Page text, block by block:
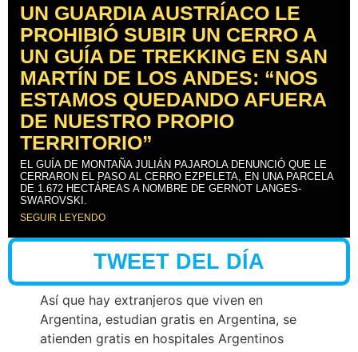
UN GUARDIA AUSTRÍACO LE
PROHIBIÓ SUBIR UN CERRO A
UN GUÍA DE TREKKING EN SAN
MARTÍN DE LOS ANDES: “NOS
ESTAMOS QUEDANDO AFUERA
DE NUESTRO PROPIO
TERRITORIO”
EL GUÍA DE MONTAÑA JULIÁN PAJAROLA DENUNCIÓ QUE LE
CERRARON EL PASO AL CERRO EZPELETA, EN UNA PARCELA
DE 1.672 HECTÁREAS A NOMBRE DE GERNOT LANGES-
SWAROVSKI.
SEGUIR LEYENDO
TWEET DEL DÍA
Así que hay extranjeros que viven en
Argentina, estudian gratis en Argentina, se
atienden gratis en hospitales Argentinos